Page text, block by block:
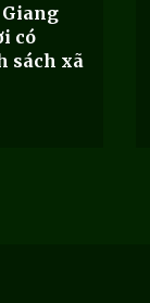
có
sách xã